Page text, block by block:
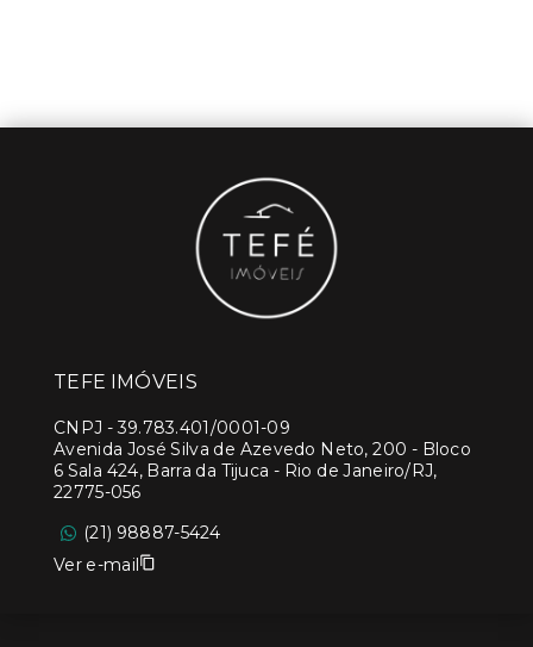
TEFE IMÓVEIS
CNPJ -39.783.401/0001-09
Avenida José Silva de Azevedo Neto, 200 - Bloco
6 Sala 424, Barra da Tijuca - Rio de Janeiro/RJ,
22775-056
(21) 98887-5424
Ver e-mail